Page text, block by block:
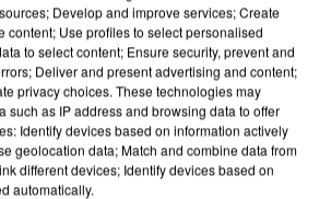
Develop and improve services; Create
content; Use profiles to select personalised
to select content; Ensure security, prevent and
Deliver and present advertising and content;
privacy choices. These technologies may
such as IP address and browsing data to offer
Identify devices based on information actively
geolocation data; Match and combine data from
different devices; Identify devices based on
automatically.